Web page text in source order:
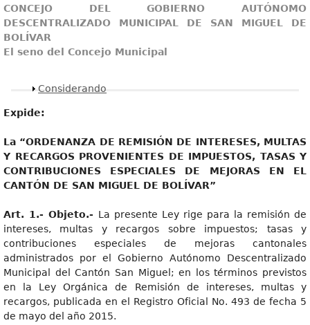
CONCEJO DEL GOBIERNO AUTÓNOMO
DESCENTRALIZADO MUNICIPAL DE SAN MIGUEL DE
BOLÍVAR
El seno del Concejo Municipal
Mostrar
Considerando
Expide:
L a “ORDENANZA DE REMISIÓN DE INTERESES, MULTAS
Y RECARGOS PROVENIENTES DE IMPUESTOS, TASAS Y
CONTRIBUCIONES ESPECIALES DE MEJORAS EN EL
CANTÓN DE SAN MIGUEL DE BOLÍVAR”
Art. 1.- Objeto.- La presente Ley rige para la remisión de
intereses, multas y recargos sobre impuestos; tasas y
contribuciones especiales de mejoras cantonales
administrados por el Gobierno Autónomo Descentralizado
Municipal del Cantón San Miguel; en los términos previstos
en la Ley Orgánica de Remisión de intereses, multas y
recargos, publicada en el Registro Oficial No. 493 de fecha 5
de mayo del año 2015.